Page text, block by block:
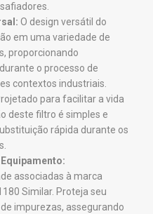
O design versátil do
em uma variedade de
proporcionando
o processo de
contextos industriais.
para facilitar a vida
deste filtro é simples e
rápida durante os
associadas à marca
Similar. Proteja seu
impurezas, assegurando